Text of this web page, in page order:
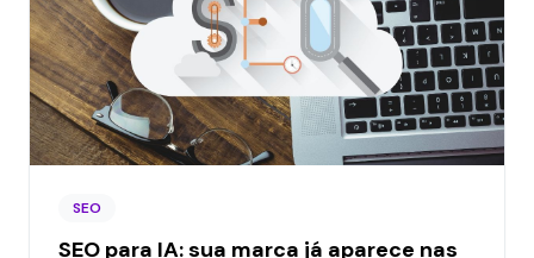
SEO
SEO para IA: sua marca já aparece nas